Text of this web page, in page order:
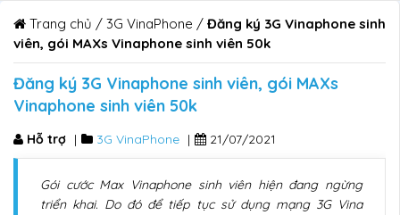
Trang chủ / 3G VinaPhone / Đăng ký 3G Vinaphone sinh
viên, gói MAXs Vinaphone sinh viên 50k
Đăng ký 3G Vinaphone sinh viên, gói MAXs
Vinaphone sinh viên 50k
Hỗ trợ | 3G VinaPhone | 21/07/2021
Gói cước Max Vinaphone sinh viên hiện đang ngừng
triển khai. Do đó để tiếp tục sử dụng mạng 3G Vina